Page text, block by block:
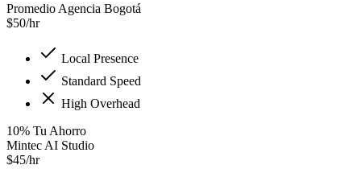
Promedio Agencia Bogotá
$50/hr
Local Presence
Standard Speed
High Overhead
10% Tu Ahorro
Mintec AI Studio
$45/hr